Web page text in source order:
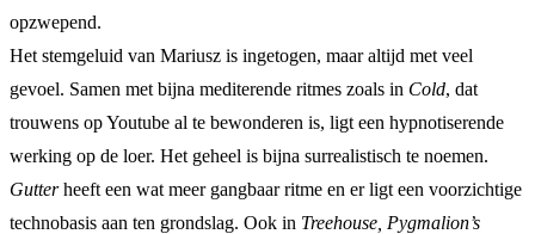
opzwepend.
Het stemgeluid van Mariusz is ingetogen, maar altijd met veel
gevoel. Samen met bijna mediterende ritmes zoals in Cold, dat
trouwens op Youtube al te bewonderen is, ligt een hypnotiserende
werking op de loer. Het geheel is bijna surrealistisch te noemen.
Gutterheeft een wat meer gangbaar ritme en er ligt een voorzichtige
technobasis aan ten grondslag. Ook in Treehouse, Pygmalion’s